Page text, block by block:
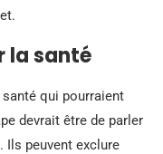
la santé
qui pourraient
devrait être de parler
Ils peuvent exclure